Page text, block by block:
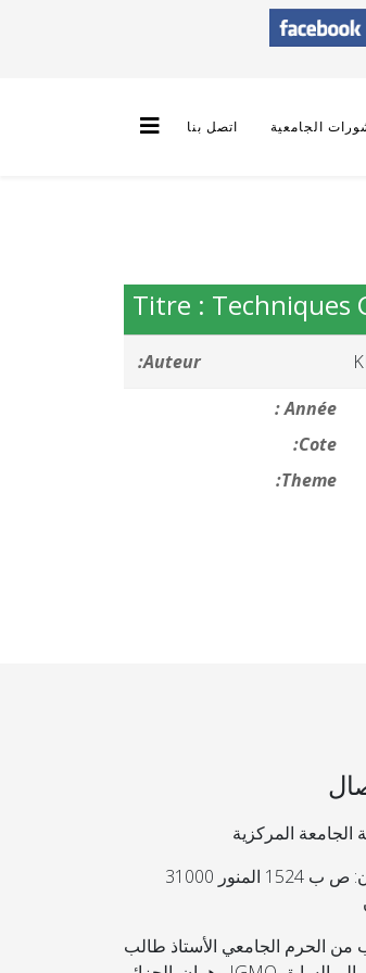
الجامعية اتصل بنا
Titre : Techniques
Auteur:
Année :
Cote:
Theme:
الجامعة المركزية
العنوان: ص ب 1524 المنور 31000
من الحرم الجامعي الأستاذ طالب